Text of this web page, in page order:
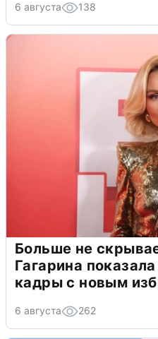
6 августа 138
Больше не
Гагарина
кадры с новым
6 августа 262